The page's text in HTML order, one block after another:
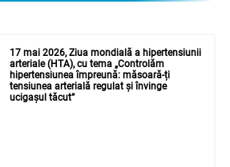
17 mai 2026, Ziua mondială a hipertensiunii
arteriale (HTA), cu tema „Controlăm
hipertensiunea împreună: măsoară-ți
tensiunea arterială regulat și învinge
ucigașul tăcut”